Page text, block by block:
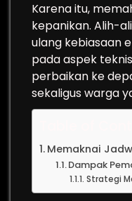
Karena itu,
kepanikan. Alih-
ulang kebiasaan
pada aspek
perbaikan ke
sekaligus warga
Memaknai
Dampak
Strategi